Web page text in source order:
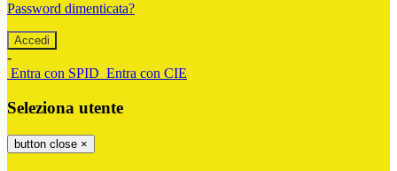
Password dimenticata?
-
Entra con SPID Entra con CIE
Seleziona utente
button close ×